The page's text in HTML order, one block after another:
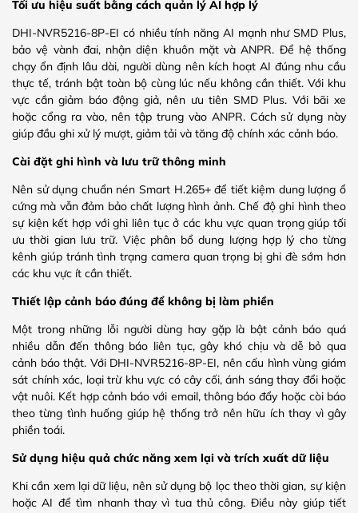
Tối ưu hiệu suất bằng cách quản lý AI hợp lý
DHI-NVR5216-8P-EI có nhiều tính năng AI mạnh như SMD Plus,
bảo vệ vành đai, nhận diện khuôn mặt và ANPR. Để hệ thống
chạy ổn định lâu dài, người dùng nên kích hoạt AI đúng nhu cầu
thực tế, tránh bật toàn bộ cùng lúc nếu không cần thiết. Với khu
vực cần giảm báo động giả, nên ưu tiên SMD Plus. Với bãi xe
hoặc cổng ra vào, nên tập trung vào ANPR. Cách sử dụng này
giúp đầu ghi xử lý mượt, giảm tải và tăng độ chính xác cảnh báo.
Cài đặt ghi hình và lưu trữ thông minh
Nên sử dụng chuẩn nén Smart H.265+ để tiết kiệm dung lượng ổ
cứng mà vẫn đảm bảo chất lượng hình ảnh. Chế độ ghi hình theo
sự kiện kết hợp với ghi liên tục ở các khu vực quan trọng giúp tối
ưu thời gian lưu trữ. Việc phân bổ dung lượng hợp lý cho từng
kênh giúp tránh tình trạng camera quan trọng bị ghi đè sớm hơn
các khu vực ít cần thiết.
Thiết lập cảnh báo đúng để không bị làm phiền
Một trong những lỗi người dùng hay gặp là bật cảnh báo quá
nhiều dẫn đến thông báo liên tục, gây khó chịu và dễ bỏ qua
cảnh báo thật. Với DHI-NVR5216-8P-EI, nên cấu hình vùng giám
sát chính xác, loại trừ khu vực có cây cối, ánh sáng thay đổi hoặc
vật nuôi. Kết hợp cảnh báo với email, thông báo đẩy hoặc còi báo
theo từng tình huống giúp hệ thống trở nên hữu ích thay vì gây
phiền toái.
Sử dụng hiệu quả chức năng xem lại và trích xuất dữ liệu
Khi cần xem lại dữ liệu, nên sử dụng bộ lọc theo thời gian, sự kiện
hoặc AI để tìm nhanh thay vì tua thủ công. Điều này giúp tiết